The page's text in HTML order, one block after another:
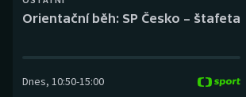
Curling
Florbal
Orientační běh: SP Česko – štafeta
Dnes, 10:50-15:00